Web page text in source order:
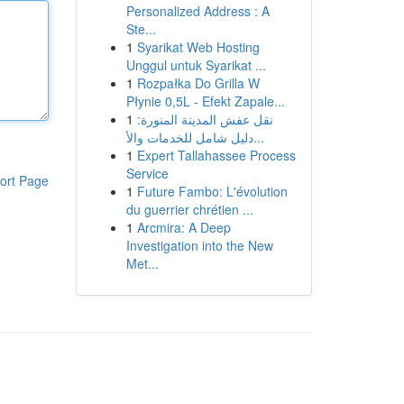
Page
Personalized Address : A
Ste...
1 Syarikat Web Hosting
Unggul untuk Syarikat ...
1 Rozpałka Do Grilla W
Płynie 0,5L - Efekt Zapale...
1 نقل عفش المدينة المنورة:
دليل شامل للخدمات والأ...
1 Expert Tallahassee Process
Service
1 Future Fambo: L'évolution
du guerrier chrétien ...
1 Arcmira: A Deep
Investigation into the New
Met...